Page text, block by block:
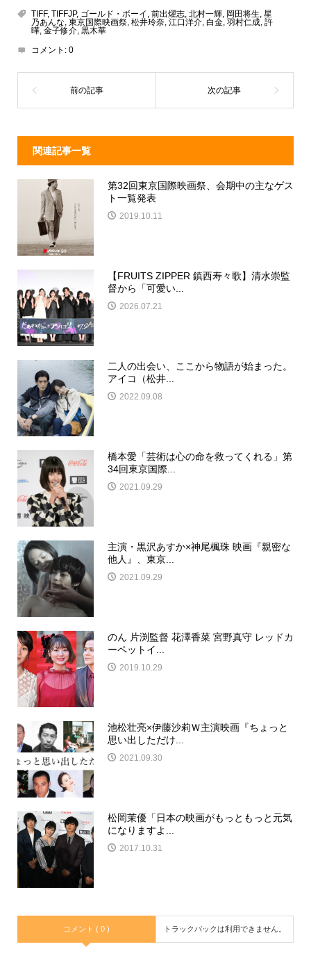
a
d
s
n
a
e
o
k
TIFF, TIFFJP, ゴールド・ボーイ 前出燿志, 北村一輝, 岡田将生 星
乃あんな 東京国際映画祭, 松井玲奈, 江口洋介, 白金, 羽村仁成, 許
曄, 金子修介, 黒木華
コメント: 0
関連記事一覧
第32回東京国際映画祭、会期中の主なゲス
ト一覧発表
2019.10.11
【FRUITS ZIPPER 鎮西寿々歌】清水崇監
督から「可愛い...
2026.07.21
二人の出会い、ここから物語が始まった。
アイコ（松井...
2022.09.08
橋本愛「芸術は心の命を救ってくれる」第
34回東京国際...
2021.09.29
主演・黒沢あすか×神尾楓珠 映画『親密な
他人』、東京...
2021.09.29
のん 片渕監督 花澤香菜 宮野真守 レッドカ
ーペットイ...
2019.10.29
池松壮亮×伊藤沙莉Ｗ主演映画『ちょっと
思い出しただけ...
2021.09.30
松岡茉優「日本の映画がもっともっと元気
になりますよ...
2017.10.31
コメント ( 0 ) トラックバックは利用できません。